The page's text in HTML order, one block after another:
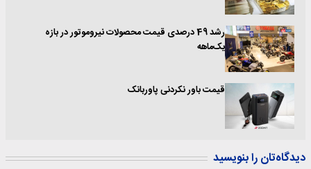
رشد 49 درصدی قیمت محصولات نیروموتور در بازه
یک‌ماهه
قیمت باور نکردنی پاوربانک
دیدگاه‌تان را بنویسید